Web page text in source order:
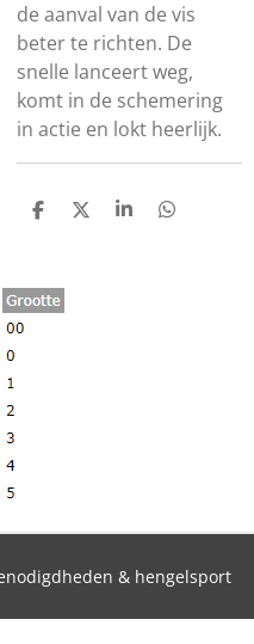
de aanval van de vis
beter te richten. De
snelle lanceert weg,
komt in de schemering
in actie en lokt heerlijk.
D
N
D
S
D
& hengelsport